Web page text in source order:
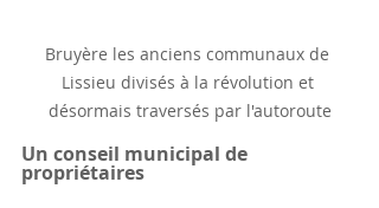
Bruyère les anciens communaux de
Lissieu divisés à la révolution et
désormais traversés par l'autoroute
Un conseil municipal de
propriétaires